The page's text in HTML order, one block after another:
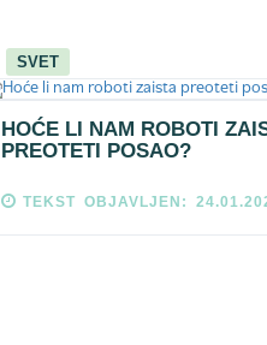
SVET
HOĆE LI NAM ROBOTI
PREOTETI POSAO?
TEKST OBJAVLJEN: